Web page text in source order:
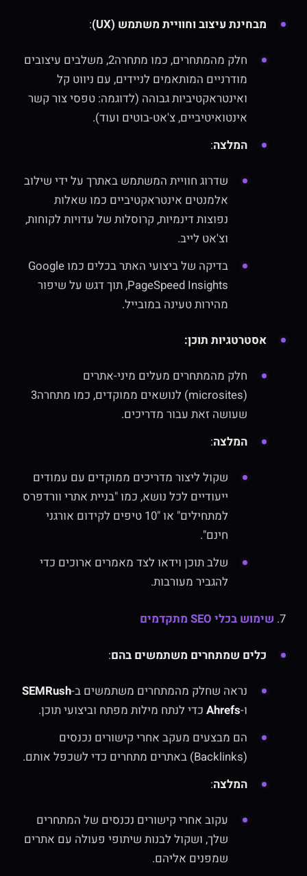
מבחינת עיצוב וחוויית משתמש (UX) :
חלק מהמתחרים, כמו מתחרה2, משלבים עיצובים
מודרניים המותאמים לניידים, עם ניווט קל
ואינטראקטיביות גבוהה (לדוגמה: טפסי צור קשר
אינטואיטיביים, צ'אט-בוטים ועוד).
המלצה:
שדרוג חוויית המשתמש באתרך על ידי שילוב
אלמנטים אינטראקטיביים כמו שאלות
נפוצות דינמיות, קרוסלות של עדויות לקוחות,
וצ'אט לייב.
בדיקה של ביצועי האתר בכלים כמו Google
PageSpeed Insights, תוך דגש על שיפור
מהירות טעינה במובייל.
אסטרטגיות תוכן:
חלק מהמתחרים מעלים מיני-אתרים
(microsites) לנושאים ממוקדים, כמו מתחרה3
שעושה זאת עבור מדריכים.
המלצה:
שקול ליצור מדריכים ממוקדים עם עמודים
ייעודיים לכל נושא, כמו "בניית אתרי וורדפרס
למתחילים" או "10 טיפים לקידום אורגני
חינם".
שלב תוכן וידאו לצד מאמרים ארוכים כדי
להגביר מעורבות.
7. שימוש בכלי SEO מתקדמים
כלים שמתחרים משתמשים בהם:
נראה שחלק מהמתחרים משתמשים ב-SEMRush
ו-Ahrefsכדי לנתח מילות מפתח וביצועי תוכן.
הם מבצעים מעקב אחרי קישורים נכנסים
המלצה:
עקוב אחרי קישורים נכנסים של המתחרים
שלך, ושקול לבנות שיתופי פעולה עם אתרים
שמפנים אליהם.